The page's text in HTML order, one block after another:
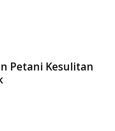
Petani Kesulitan